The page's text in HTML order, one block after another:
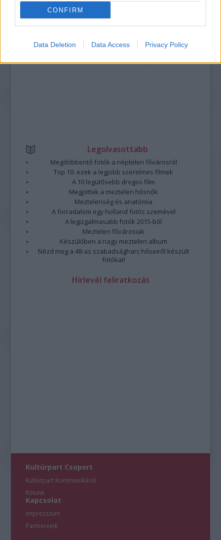
CONFIRM
Data Deletion Data Access Privacy Policy
https://kulturpart.hu/api/trackback/id/7921674
Kommentek:
szolgáltatás technikai
üzemeltetője semmilyen felelősséget
Részletek aFelhasználási feltételekbenés azadatvédelmi tájékoztatóban.
Legolvasottabb
Megdöbbentő fotók a néptelen fővárosról
Top 10: ezek a legjobb szerelmes filmek
A 10 legütősebb drogos film
Megjöttek a meztelen hősnők
Meztelenség és anatómia
A forradalom egy holland fotós szemével
A legizgalmasabb fotók 2015-ből
Meztelen fővárosiak
Készülőben a nagy meztelen album
Nézd meg a 48-as szabadságharc hőseiről készült
fotókat!
Hírlevél feliratkozás
Kultúrpart Csoport
Kultúrpart Kommunikáció
Rólunk
Kapcsolat
Impresszum
Partnereink